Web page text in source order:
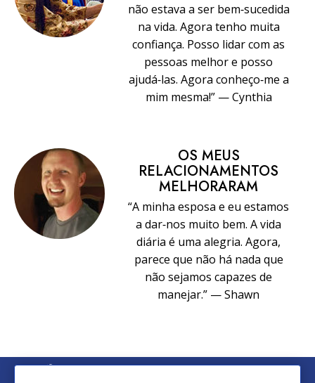
não estava a ser bem‑sucedida
na vida. Agora tenho muita
confiança. Posso lidar com as
pessoas melhor e posso
ajudá‑las. Agora conheço‑me a
mim mesma!” — Cynthia
OS MEUS
RELACIONAMENTOS
MELHORARAM
“A minha esposa e eu estamos
a dar‑nos muito bem. A vida
diária é uma alegria. Agora,
parece que não há nada que
não sejamos capazes de
manejar.” — Shawn